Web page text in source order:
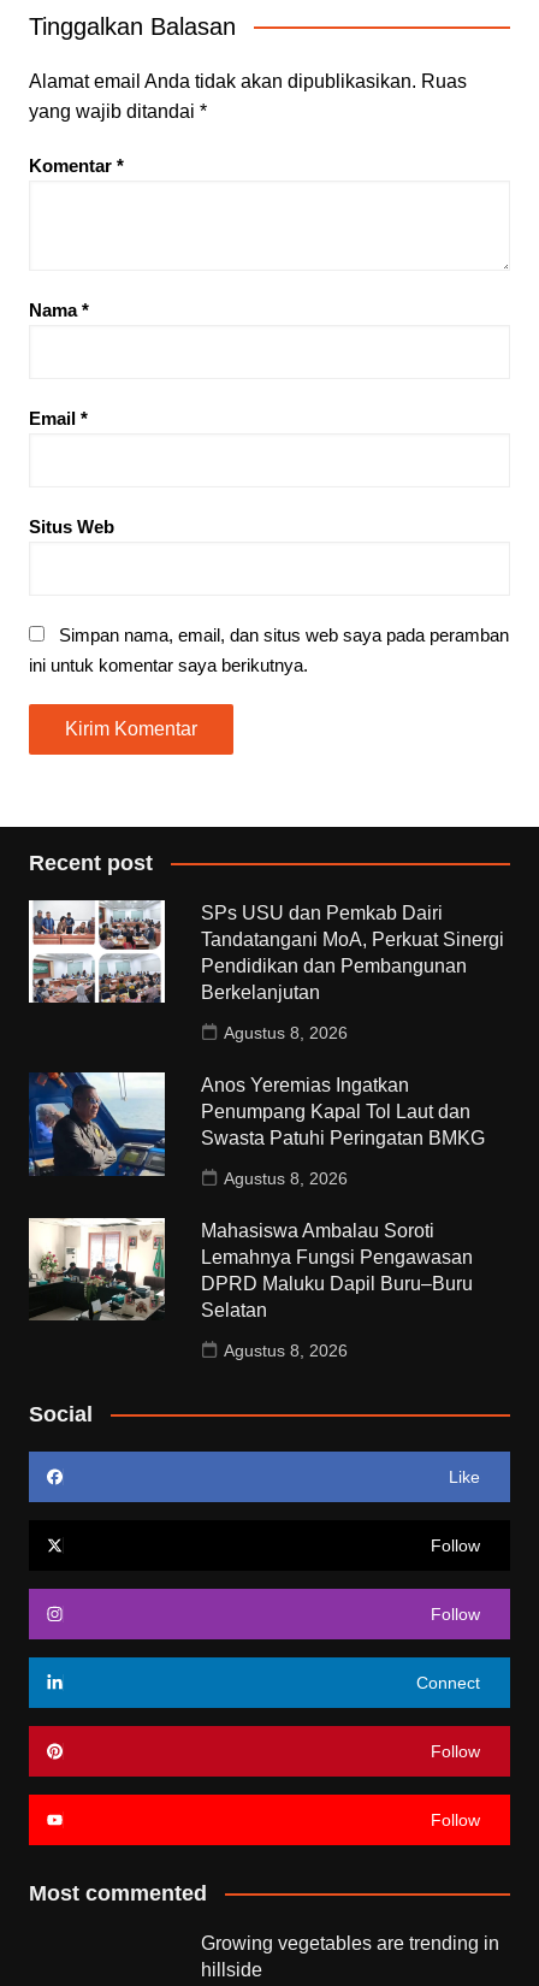
Tinggalkan Balasan
Alamat email Anda tidak akan dipublikasikan. Ruas
yang wajib ditandai *
Komentar *
Nama*
Email *
Situs Web
Simpan nama, email, dan situs web saya pada peramban
ini untuk komentar saya berikutnya.
Recent post
SPs USU dan Pemkab Dairi
Tandatangani MoA, Perkuat Sinergi
Pendidikan dan Pembangunan
Berkelanjutan
Agustus 8, 2026
Anos Yeremias Ingatkan
Penumpang Kapal Tol Laut dan
Swasta Patuhi Peringatan BMKG
Agustus 8, 2026
Mahasiswa Ambalau Soroti
Lemahnya Fungsi Pengawasan
DPRD Maluku Dapil Buru–Buru
Selatan
Agustus 8, 2026
Social
Like
Follow
Follow
Connect
Follow
Follow
Most commented
Growing vegetables are trending in
hillside